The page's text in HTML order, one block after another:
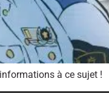
à ce sujet !